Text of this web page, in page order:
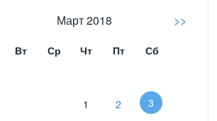
Март 2018 >>
Вт Ср Чт Пт
Сб
1
2
3